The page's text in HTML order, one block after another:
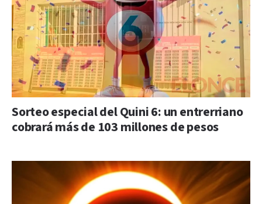
Sorteo especial del Quini 6: un entrerriano
cobrará más de 103 millones de pesos